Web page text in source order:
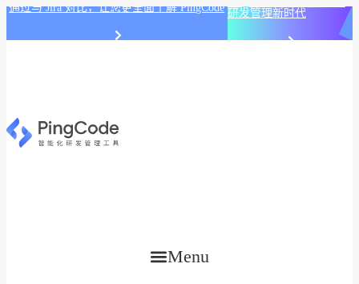
通过与 Jira 对比，让您更全面了解 PingCode 研发管理新时代
Menu